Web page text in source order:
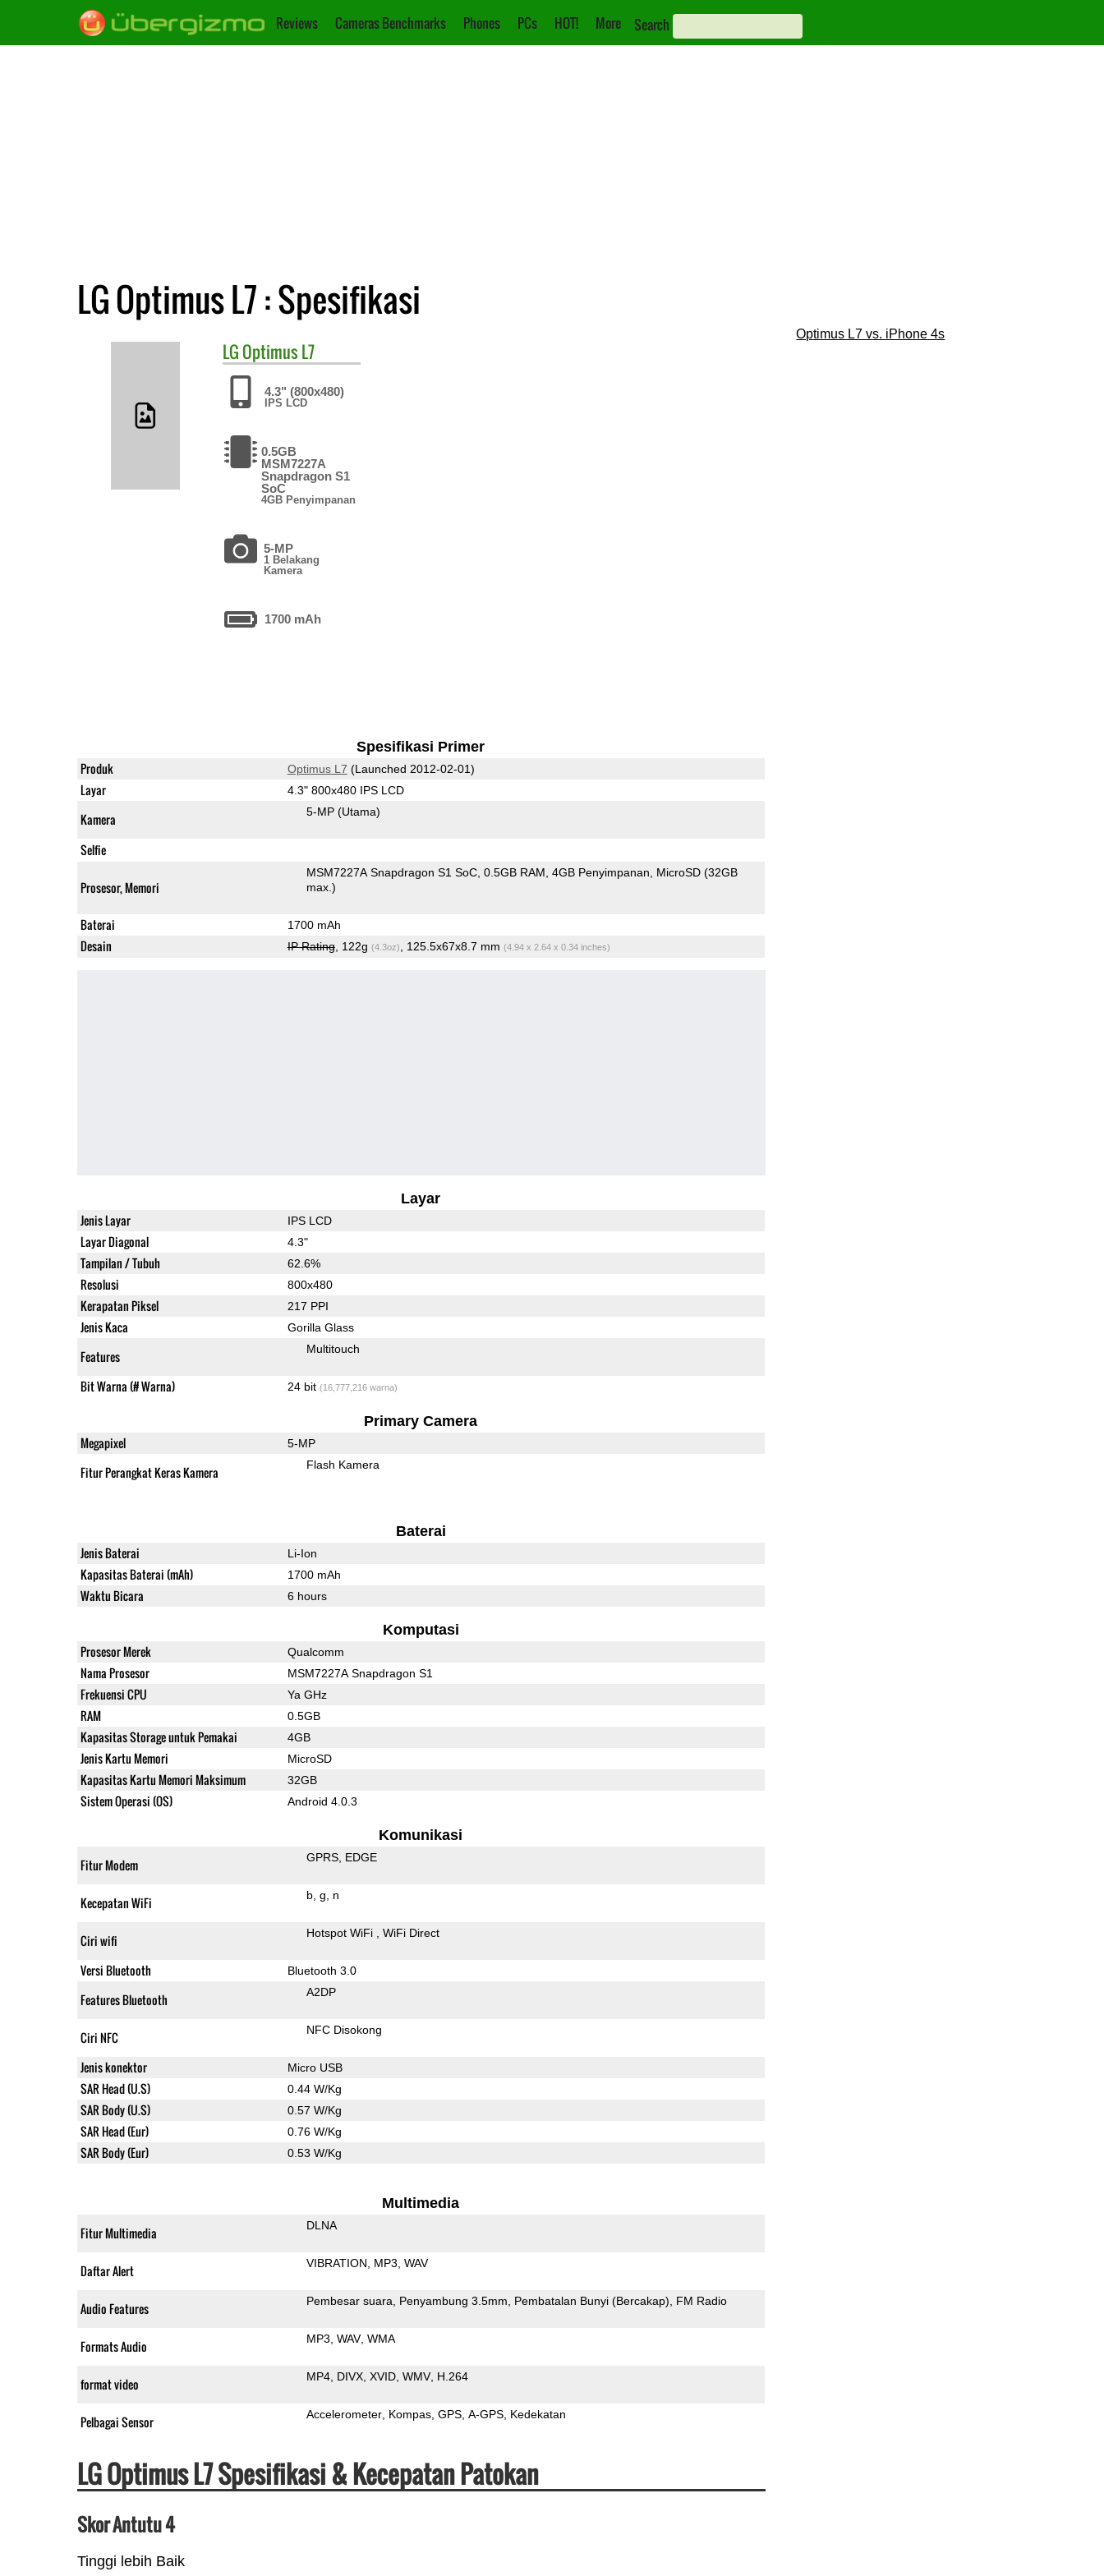
Reviews Cameras Benchmarks Phones PCs HOT! More Search
LG Optimus L7 : Spesifikasi
LG Optimus L7
4.3" (800x480)
IPS LCD
0.5GB
MSM7227A
Snapdragon S1
SoC
4GB Penyimpanan
5-MP
1 Belakang
Kamera
1700 mAh
Spesifikasi Primer
Produk Optimus L7 (Launched 2012-02-01)
Layar 4.3" 800x480 IPS LCD
Kamera 5-MP (Utama)
Selfie
Prosesor, Memori
MSM7227A Snapdragon S1 SoC 0.5GB RAM 4GB Penyimpanan
MicroSD (32GB
max.)
Baterai 1700 mAh
Desain IP Rating, 122g (4.3oz) , 125.5x67x8.7 mm (4.94 x 2.64 x 0.34 inches)
Layar
Jenis Layar IPS LCD
Layar Diagonal 4.3"
Tampilan / Tubuh 62.6%
Resolusi 800x480
Kerapatan Piksel 217 PPI
Jenis Kaca Gorilla Glass
Features Multitouch
Bit Warna (# Warna) 24 bit (16,777,216 warna)
Primary Camera
Megapixel 5-MP
Fitur Perangkat Keras Kamera Flash Kamera
Baterai
Jenis Baterai Li-Ion
Kapasitas Baterai (mAh) 1700 mAh
Waktu Bicara 6 hours
Komputasi
Prosesor Merek Qualcomm
Nama Prosesor MSM7227A Snapdragon S1
Frekuensi CPU Ya GHz
RAM 0.5GB
Kapasitas Storage untuk Pemakai 4GB
Jenis Kartu Memori MicroSD
Kapasitas Kartu Memori Maksimum 32GB
Sistem Operasi (OS) Android 4.0.3
Komunikasi
Fitur Modem GPRS EDGE
Kecepatan WiFi b g n
Ciri wifi Hotspot WiFi WiFi Direct
Versi Bluetooth Bluetooth 3.0
Features Bluetooth A2DP
Ciri NFC NFC Disokong
Jenis konektor Micro USB
SAR Head (U.S) 0.44 W/Kg
SAR Body (U.S) 0.57 W/Kg
SAR Head (Eur) 0.76 W/Kg
SAR Body (Eur) 0.53 W/Kg
Multimedia
Fitur Multimedia DLNA
Daftar Alert VIBRATION MP3 WAV
Audio Features Pembesar suara Penyambung 3.5mm Pembatalan Bunyi (Bercakap) FM Radio
Formats Audio MP3 WAV WMA
format video MP4 DIVX XVID WMV H.264
Pelbagai Sensor Accelerometer Kompas GPS A-GPS Kedekatan
LG Optimus L7 Spesifikasi & Kecepatan Patokan
Skor Antutu 4
Tinggi lebih Baik
Optimus L7 vs. iPhone 4s